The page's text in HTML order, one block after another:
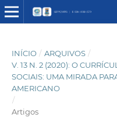
INÍCIO / ARQUIVOS /
V. 13 N. 2 (2020): O
SOCIAIS: UMA MIRADA
AMERICANO
/
Artigos